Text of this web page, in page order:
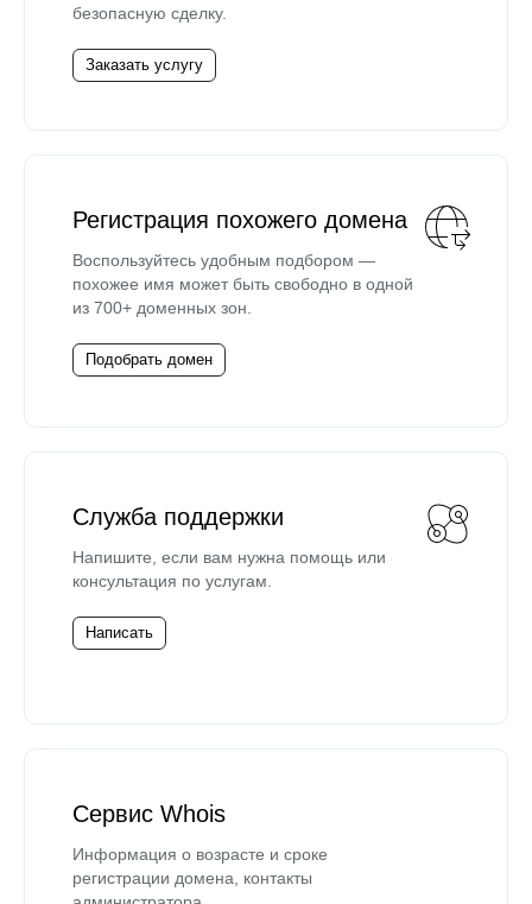
безопасную сделку.
Заказать услугу
Регистрация похожего домена
Воспользуйтесь удобным подбором —
похожее имя может быть свободно в одной
из 700+ доменных зон.
Подобрать домен
Служба поддержки
Напишите, если вам нужна помощь или
консультация по услугам.
Написать
Сервис Whois
Информация о возрасте и сроке
регистрации домена, контакты